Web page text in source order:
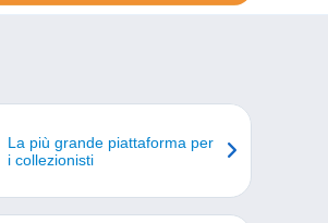
La più grande piattaforma per
i collezionisti